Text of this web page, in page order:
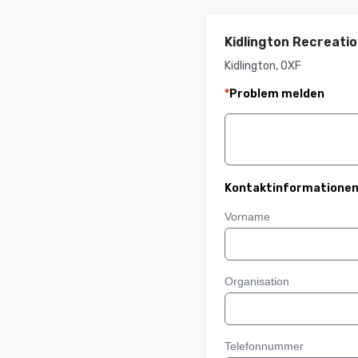
Kidlington
Kidlington, OXF
*Problem melden
Kontaktinformationen
Vorname
Organisation
Telefonnummer